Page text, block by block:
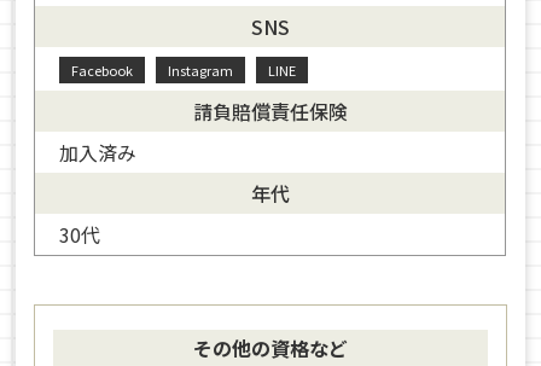
SNS
Facebook Instagram LINE
請負賠償責任保険
加入済み
年代
30代
その他の資格など